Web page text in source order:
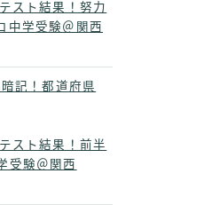
スト結果！努力
中学受験＠関西
記！都道府県
スト結果！前半
受験＠関西